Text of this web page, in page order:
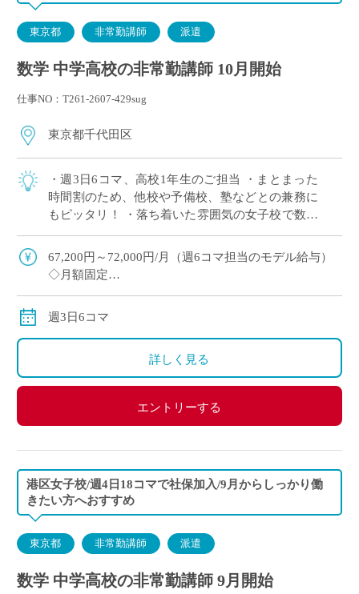
東京都 非常勤講師 派遣
数学 中学高校の非常勤講師 10月開始
仕事NO：T261-2607-429sug
東京都千代田区
・週3日6コマ、高校1年生のご担当 ・まとまった
時間割のため、他校や予備校、塾などとの兼務に
もピッタリ！ ・落ち着いた雰囲気の女子校で数学
駅徒歩5分で通勤ラクラク ・E-St […]
67,200円～72,000円/月（週6コマ担当のモデル給与）
◇月額固定
週3日6コマ
詳しく見る
エントリーする
港区女子校/週4日18コマで社保加入/9月からしっかり働
きたい方へおすすめ
東京都 非常勤講師 派遣
数学 中学高校の非常勤講師 9月開始